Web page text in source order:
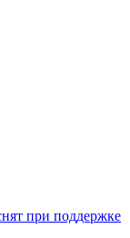
при поддержке